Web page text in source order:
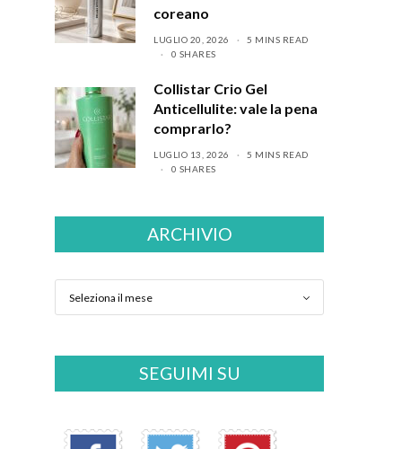
coreano
LUGLIO 20, 2026
5 MINS READ
0 SHARES
Collistar Crio Gel
Anticellulite: vale la pena
comprarlo?
LUGLIO 13, 2026
5 MINS READ
0 SHARES
ARCHIVIO
SEGUIMI SU